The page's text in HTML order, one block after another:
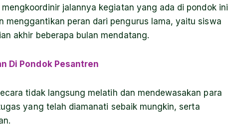
jalannya kegiatan yang ada di pondok ini
menggantikan peran dari pengurus lama, yaitu siswa
akhir beberapa bulan mendatang.
Di Pondok Pesantren
tidak langsung melatih dan mendewasakan para
yang telah diamanati sebaik mungkin, serta